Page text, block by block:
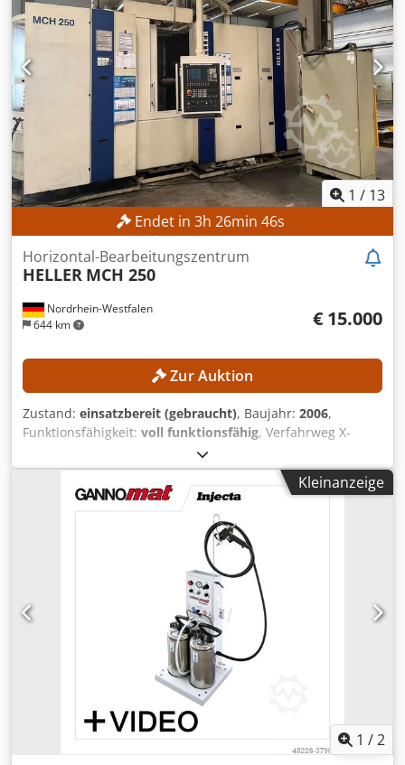
Tischgröße: ca. 3.000 × 500 mm Spindelaufnahme: SK40
Drehzahl max.: 6.000 U/min Werkzeugwechsler: 22-fach
MASCHINEN-DETAILS Chjdpfx Ajzncnqegdea CNC-
Steuerung: Heidenhain TNC 407 AUSSTATTUNG
Zusätzlicher Winkel-/Universalfräskopf Kühlmittelanlage
Dokumentation/Handbuch 4-/5-Achsenbearbeitung:
möglich Bearbeitung komplexer Werkstücke: möglich
1 / 13
Endet in 3h 26min 44s
Nordrhein-Westfalen
644 km
Horizontal-Bearbeitungszentrum
HELLER MCH 250
€ 15.000
Zur Auktion
Zustand: einsatzbereit (gebraucht), Baujahr: 2006,
Funktionsfähigkeit: voll funktionsfähig, Verfahrweg X-
, Verfahrweg Y-Achse:
Z-Achse:800 mm, Steuerungsmodell:Siemens 840D,
Spindeldrehzahl (max.):12.500 U/min
, TECHNISCHE
DETAILS Chsdjzncnkspfx Agdea Verfahrwege X-Achse: 800
mm Verfahrwege Y-Achse: 800 mm Verfahrwege Z-Achse:
800 mm Spindeldrehzahl: 12.500 U/min Achsen: 4
Palettengröße: 630 × 630 mm Max. Werkzeuglänge: 600
mm MASCHINEN-DETAILS Steuerung: Siemens 840D
Kleinanzeige
1 /2